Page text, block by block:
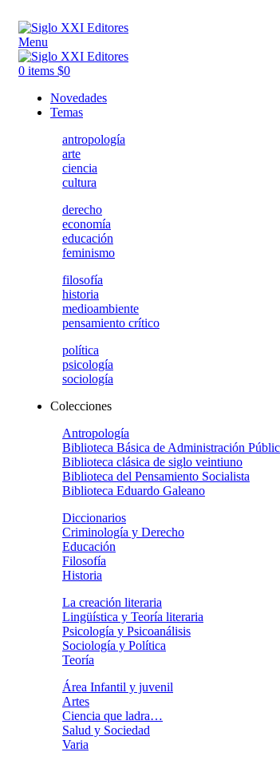
Menu
0 items $0
Novedades
Temas
antropología
arte
ciencia
cultura
derecho
economía
educación
feminismo
filosofía
historia
medioambiente
pensamiento crítico
política
psicología
sociología
Colecciones
Antropología
Biblioteca Básica de Administración
Biblioteca clásica de siglo veintiuno
Biblioteca del Pensamiento Socialista
Biblioteca Eduardo Galeano
Diccionarios
Criminología y Derecho
Educación
Filosofía
Historia
La creación literaria
Lingüística y Teoría literaria
Psicología y Psicoanálisis
Sociología y Política
Teoría
Área Infantil y juvenil
Artes
Ciencia que ladra…
Salud y Sociedad
Varia